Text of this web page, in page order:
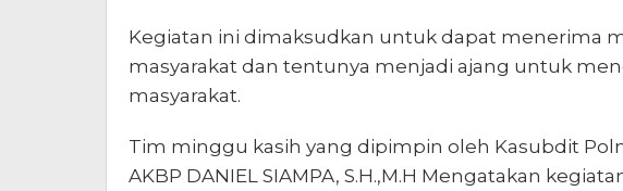
Kegiatan ini dimaksudkan untuk dapat menerima
masyarakat dan tentunya menjadi ajang untuk
masyarakat.
Tim minggu kasih yang dipimpin oleh Kasubdit
AKBP DANIEL SIAMPA, S.H.,M.H Mengatakan